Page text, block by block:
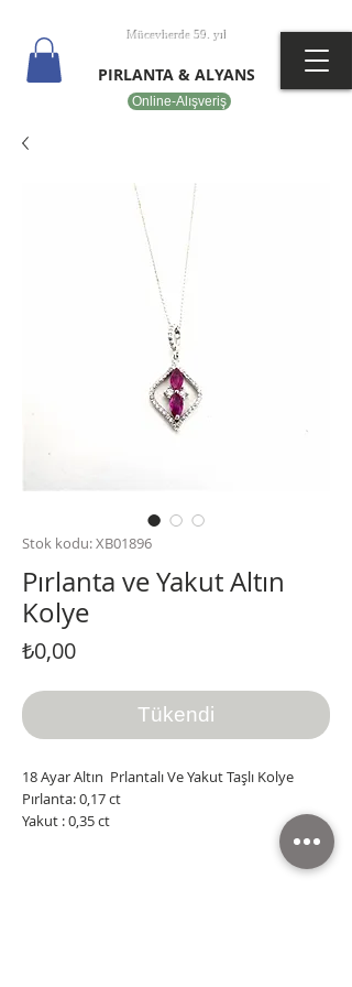
Online-Alışveriş
Mücevherde 59. yıl
PIRLANTA & ALYANS
Stok kodu: XB01896
Pırlanta ve Yakut Altın
Kolye
₺0,00Fiyat
Tükendi
18 Ayar Altın Prlantalı Ve Yakut Taşlı Kolye
Pırlanta: 0,17 ct
Yakut : 0,35 ct